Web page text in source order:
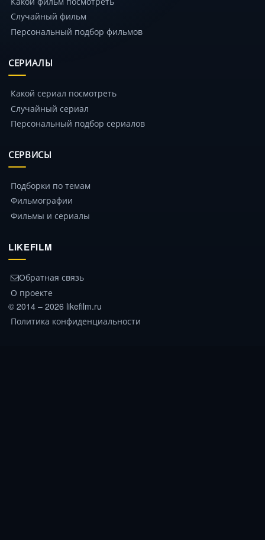
Случайный фильм
Персональный подбор фильмов
СЕРИАЛЫ
Какой сериал посмотреть
Случайный сериал
Персональный подбор сериалов
СЕРВИСЫ
Подборки по темам
Фильмографии
Фильмы и сериалы
LIKEFILM
Обратная связь
О проекте
© 2014 – 2026 likefilm.ru
Политика конфиденциальности